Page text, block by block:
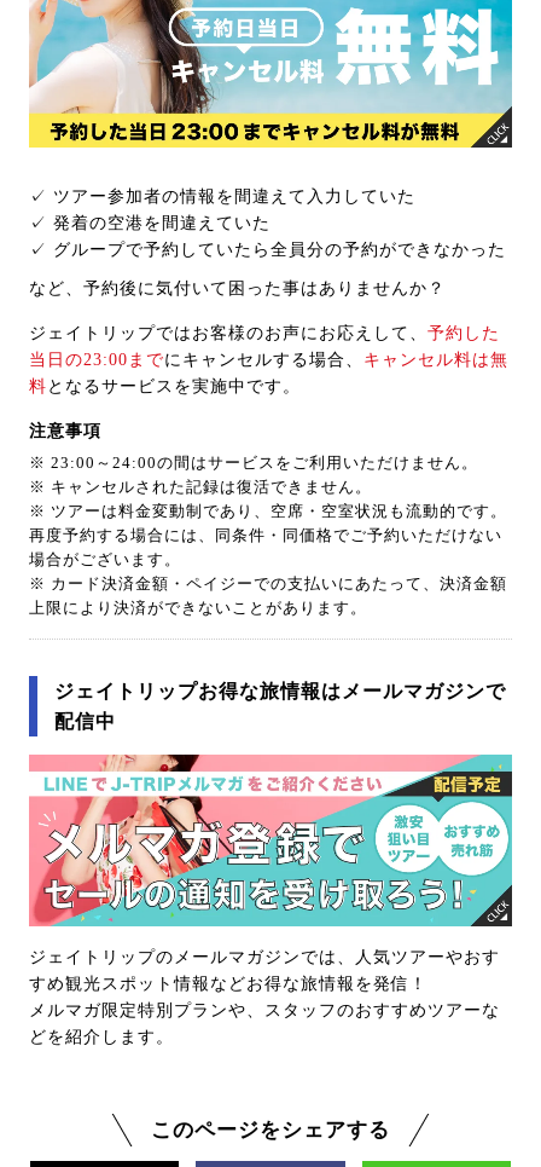
✓ ツアー参加者の情報を間違えて入力していた
✓ 発着の空港を間違えていた
✓ グループで予約していたら全員分の予約ができなかった
など、予約後に気付いて困った事はありませんか？
ジェイトリップではお客様のお声にお応えして、 予約した
当日の23:00までにキャンセルする場合、 キャンセル料は無
料 となるサービスを実施中です。
注意事項
※ 23:00～24:00の間はサービスをご利用いただけません。
※ キャンセルされた記録は復活できません。
※ ツアーは料金変動制であり、空席・空室状況も流動的です。
再度予約する場合には、同条件・同価格でご予約いただけない
場合がございます。
※ カード決済金額・ペイジーでの支払いにあたって、決済金額
上限により決済ができないことがあります。
ジェイトリップお得な旅情報はメールマガジンで
配信中
ジェイトリップのメールマガジンでは、人気ツアーやおす
すめ観光スポット情報などお得な旅情報を発信！
メルマガ限定特別プランや、スタッフのおすすめツアーな
どを紹介します。
このページをシェアする